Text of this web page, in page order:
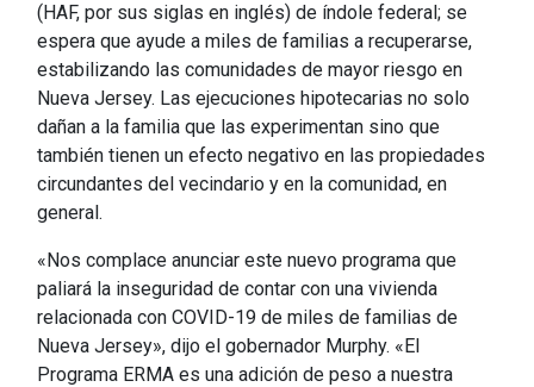
(HAF, por sus siglas en inglés) de índole federal; se
espera que ayude a miles de familias a recuperarse,
estabilizando las comunidades de mayor riesgo en
Nueva Jersey. Las ejecuciones hipotecarias no solo
dañan a la familia que las experimentan sino que
también tienen un efecto negativo en las propiedades
circundantes del vecindario y en la comunidad, en
general.
«Nos complace anunciar este nuevo programa que
paliará la inseguridad de contar con una vivienda
relacionada con COVID-19 de miles de familias de
Nueva Jersey», dijo el gobernador Murphy. «El
Programa ERMA es una adición de peso a nuestra